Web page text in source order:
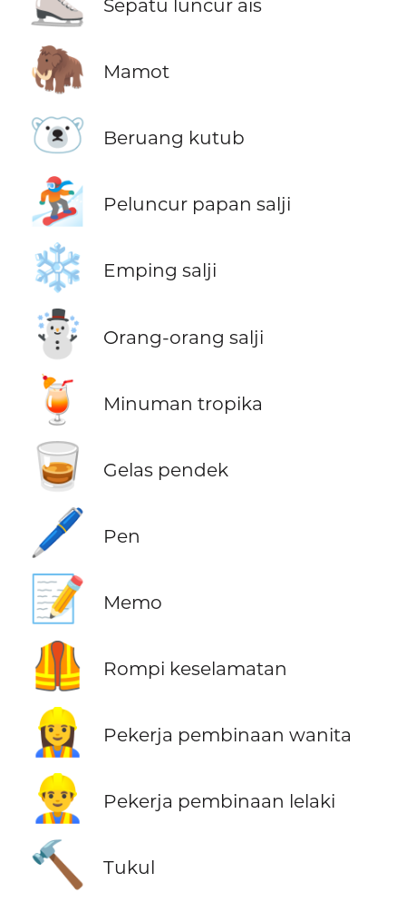
Sepatu luncur ais
🦣 Mamot
🐻‍❄️ Beruang kutub
🏂 Peluncur papan salji
❄️ Emping salji
☃️ Orang-orang salji
🍹 Minuman tropika
🥃 Gelas pendek
🖊️ Pen
📝 Memo
🦺 Rompi keselamatan
👷‍♀️ Pekerja pembinaan wanita
👷‍♂️ Pekerja pembinaan lelaki
🔨 Tukul